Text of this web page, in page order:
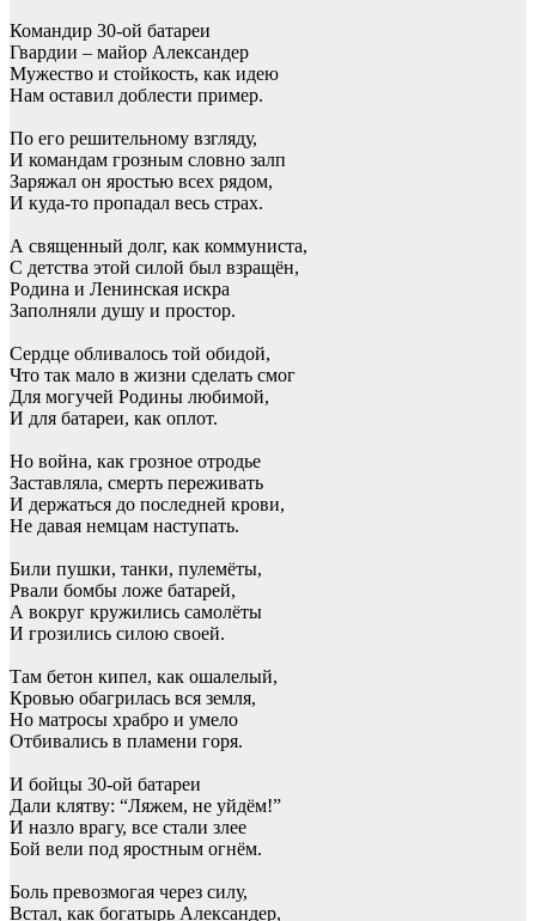
Командир 30-ой батареи
Гвардии – майор Александер
Мужество и стойкость, как идею
Нам оставил доблести пример.
По его решительному взгляду,
И командам грозным словно залп
Заряжал он яростью всех рядом,
И куда-то пропадал весь страх.
А священный долг, как коммуниста,
С детства этой силой был взращён,
Родина и Ленинская искра
Заполняли душу и простор.
Сердце обливалось той обидой,
Что так мало в жизни сделать смог
Для могучей Родины любимой,
И для батареи, как оплот.
Но война, как грозное отродье
Заставляла, смерть переживать
И держаться до последней крови,
Не давая немцам наступать.
Били пушки, танки, пулемёты,
Рвали бомбы ложе батарей,
А вокруг кружились самолёты
И грозились силою своей.
Там бетон кипел, как ошалелый,
Кровью обагрилась вся земля,
Но матросы храбро и умело
Отбивались в пламени горя.
И бойцы 30-ой батареи
Дали клятву: “Ляжем, не уйдём!”
И назло врагу, все стали злее
Бой вели под яростным огнём.
Боль превозмогая через силу,
Встал, как богатырь Александер,